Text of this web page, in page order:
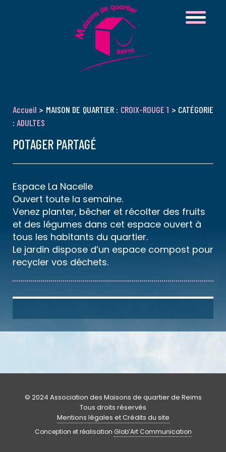
Accueil > MAISON DE QUARTIER : CROIX-ROUGE 1 > CATÉGORIE
: ADULTES
POTAGER PARTAGÉ
Espace La Nacelle
Ouvert toute la semaine.
Venez planter, bêcher et récolter des fruits
et des légumes dans cet espace ouvert à
tous les habitants du quartier.
Le jardin dispose d’un espace compost pour
recycler vos déchets.
© 2024 Association des Maisons de quartier de Reims
Tous droits réservés
Mentions légales et Crédits du site
Conception et réalisation Glob’Art Communication